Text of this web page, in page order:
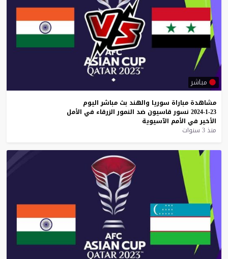
مباشر
مشاهدة مباراة سوريا والهند بث مباشر اليوم
23-1-2024
نسور قاسيون ضد النمور الزرقاء في الأمل
الأخير في الأمم الآسيوية
منذ 3 سنوات